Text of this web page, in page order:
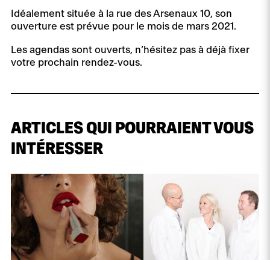
Idéalement située à la rue des Arsenaux 10, son
ouverture est prévue pour le mois de mars 2021.
Les agendas sont ouverts, n’hésitez pas à déjà fixer
votre prochain rendez-vous.
ARTICLES QUI POURRAIENT VOUS
INTÉRESSER